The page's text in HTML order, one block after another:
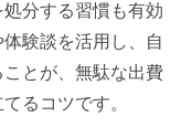
分する習慣も有効
験談を活用し、自
とが、無駄な出費
るコツです。